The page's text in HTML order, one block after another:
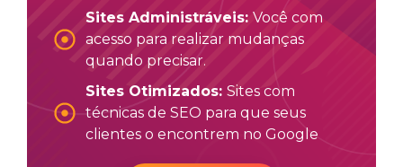
Sites Administráveis: Você com
acesso para realizar mudanças
quando precisar.
Sites Otimizados: Sites com
técnicas de SEO para que seus
clientes o encontrem no Google